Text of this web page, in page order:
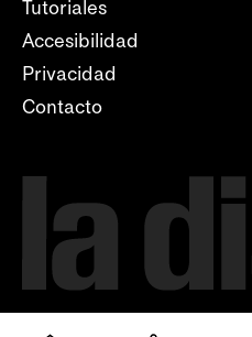
Tutoriales
Accesibilidad
Privacidad
Contacto